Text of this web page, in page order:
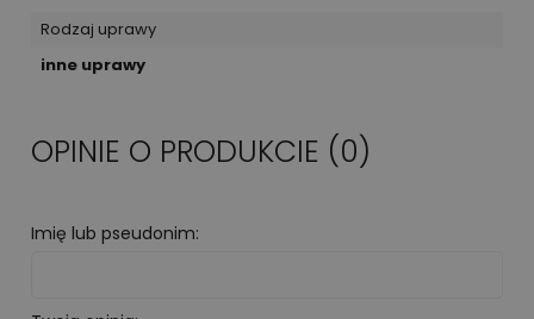
Rodzaj uprawy
inne uprawy
OPINIE O PRODUKCIE (0)
Imię lub pseudonim: